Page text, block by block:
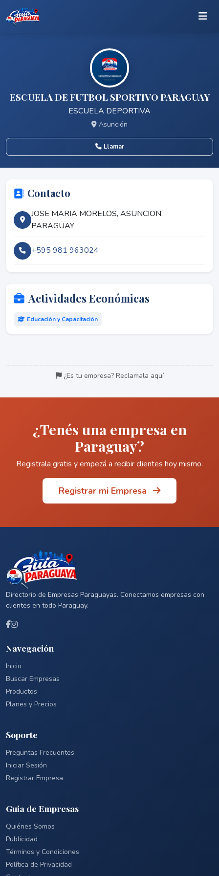
ESCUELA DE FUTBOL SPORTIVO PARAGUAY
ESCUELA DEPORTIVA
Asunción
Llamar
Contacto
JOSE MARIA MORELOS, ASUNCION,
PARAGUAY
+595 981 963024
Actividades Económicas
Educación y Capacitación
¿Es tu empresa? Reclamala aquí
¿Tenés una empresa en
Paraguay?
Registrala gratis y empezá a recibir clientes hoy mismo.
Registrar mi Empresa
Directorio de Empresas Paraguayas. Conectamos empresas con
clientes en todo Paraguay.
Navegación
Inicio
Buscar Empresas
Productos
Planes y Precios
Soporte
Preguntas Frecuentes
Iniciar Sesión
Registrar Empresa
Guia de Empresas
Quiénes Somos
Publicidad
Términos y Condiciones
Política de Privacidad